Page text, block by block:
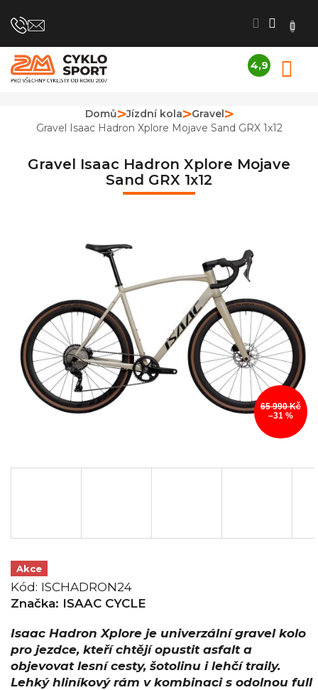
na
4,9
4,9
hvězdiček.
Domů Jízdní kola
Gravel
Gravel Isaac Hadron Xplore Mojave Sand GRX 1x12
Gravel Isaac Hadron Xplore Mojave
Sand GRX 1x12
65 990 Kč
–31 %
Akce
Kód: ISCHADRON24
Značka: ISAAC CYCLE
Isaac Hadron Xplore je univerzální gravel kolo
pro jezdce, kteří chtějí opustit asfalt a
objevovat lesní cesty, šotolinu i lehčí traily.
Lehký hliníkový rám v kombinaci s odolnou full